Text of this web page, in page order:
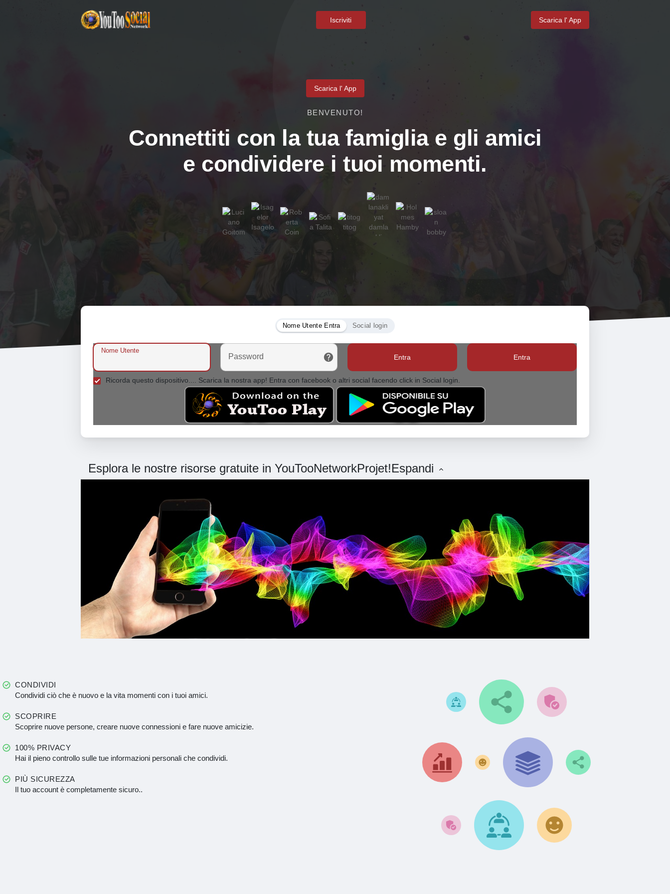
Iscriviti Scarica l' App
Scarica l' App
BENVENUTO!
Connettiti con la tua famiglia e gli amici
e condividere i tuoi momenti.
Nome Utente Entra Social login
Nome Utente
Password Entra Entra
Ricorda questo dispositivo.... Scarica la nostra app! Entra con facebook o altri social facendo click in Social login.
Esplora le nostre risorse gratuite in YouTooNetworkProjet!Espandi
CONDIVIDI
Condividi ciò che è nuovo e la vita momenti con i tuoi amici.
SCOPRIRE
Scoprire nuove persone, creare nuove connessioni e fare nuove amicizie.
100% PRIVACY
Hai il pieno controllo sulle tue informazioni personali che condividi.
PIÙ SICUREZZA
Il tuo account è completamente sicuro..